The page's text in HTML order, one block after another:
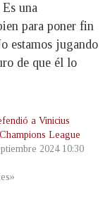
una
para poner fin
estamos jugando
de que él lo
a Vinicius
League
2024 10:30